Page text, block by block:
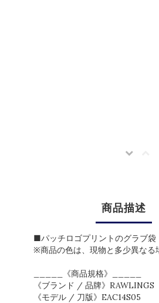
商品描述
■パッチロゴプリントのグラブ袋
※商品の色は、現物と多少異なる
_____《商品規格》_____
《ブランド / 品牌》RAWLINGS
《モデル / 刀版》EAC14S05